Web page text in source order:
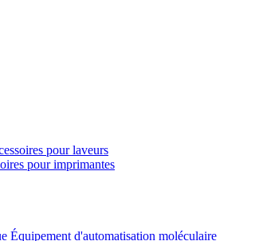
pour laveurs
pour imprimantes
Équipement d'automatisation moléculaire